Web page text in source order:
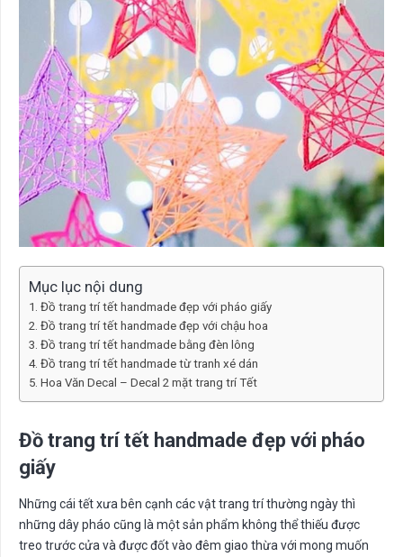
Mục lục nội dung
Đồ trang trí tết handmade đẹp với pháo giấy
Đồ trang trí tết handmade đẹp với chậu hoa
Đồ trang trí tết handmade bằng đèn lông
Đồ trang trí tết handmade từ tranh xé dán
Hoa Văn Decal – Decal 2 mặt trang trí Tết
Đồ trang trí tết handmade đẹp với pháo
giấy
Những cái tết xưa bên cạnh các vật trang trí thường ngày thì
những dây pháo cũng là một sản phẩm không thể thiếu được
treo trước cửa và được đốt vào đêm giao thừa với mong muốn